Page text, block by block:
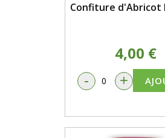
Confiture d'Abricot
4,00 €
- +